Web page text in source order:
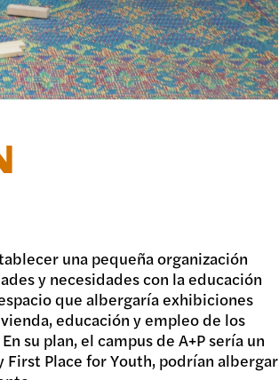
una pequeña organización
y necesidades con la educación
que albergaría exhibiciones
educación y empleo de los
su plan, el campus de A+P sería un
Place for Youth, podrían albergar